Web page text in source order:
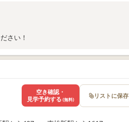
さい！
空き確認・
見学予約する (無料) リストに保存